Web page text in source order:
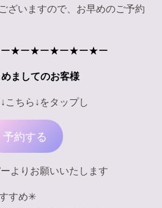
ざいますので、お早めのご予約
★ー★ー★ー★ー★ー
ましてのお客様
こちら↓をタップし
予約する
よりお願いいたします
すめ✳︎